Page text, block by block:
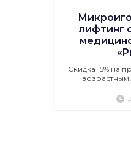
лифтинг
Скидка 15% на